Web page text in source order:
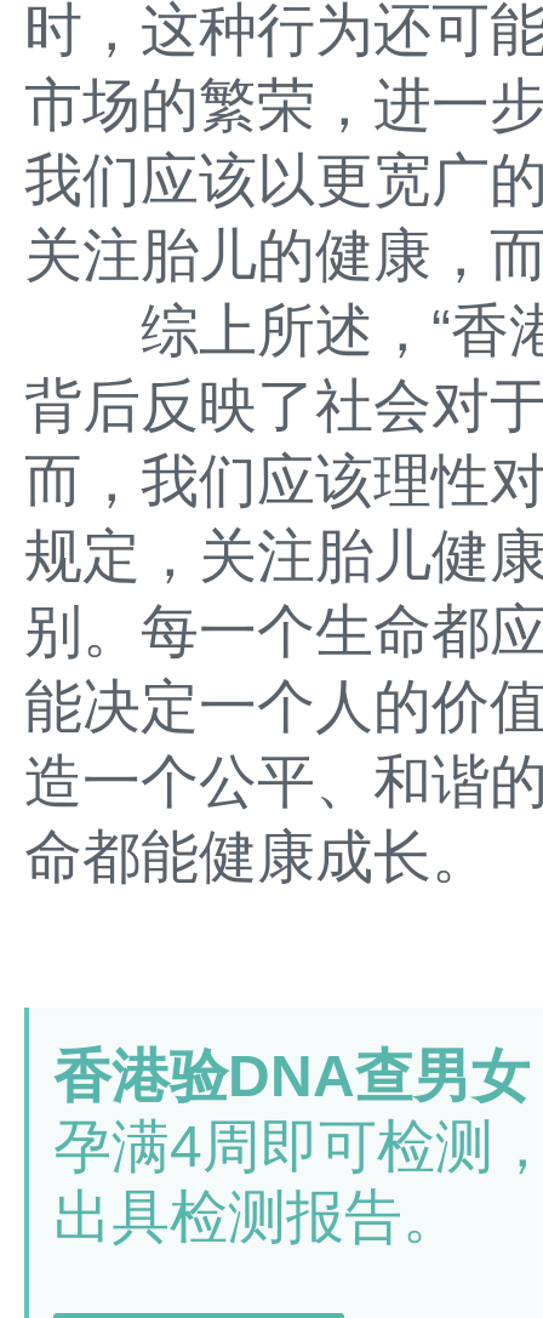
时，这种行为还可
市场的繁荣，进一
我们应该以更宽广
关注胎儿的健康，
综上所述，“香
背后反映了社会对
而，我们应该理性
规定，关注胎儿健
别。每一个生命都
能决定一个人的价
造一个公平、和谐
命都能健康成长。
香港验DNA查男
孕满4周即可检测
出具检测报告。